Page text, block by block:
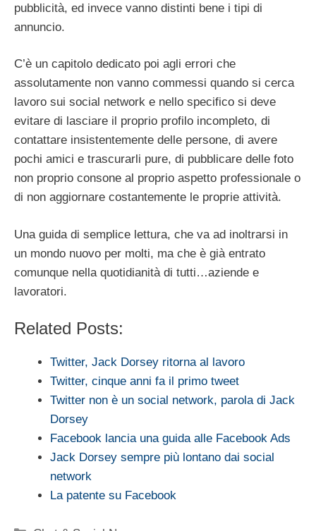
pubblicità, ed invece vanno distinti bene i tipi di
annuncio.
C’è un capitolo dedicato poi agli errori che
assolutamente non vanno commessi quando si cerca
lavoro sui social network e nello specifico si deve
evitare di lasciare il proprio profilo incompleto, di
contattare insistentemente delle persone, di avere
pochi amici e trascurarli pure, di pubblicare delle foto
non proprio consone al proprio aspetto professionale o
di non aggiornare costantemente le proprie attività.
Una guida di semplice lettura, che va ad inoltrarsi in
un mondo nuovo per molti, ma che è già entrato
comunque nella quotidianità di tutti…aziende e
lavoratori.
Related Posts:
Twitter, Jack Dorsey ritorna al lavoro
Twitter, cinque anni fa il primo tweet
Twitter non è un social network, parola di Jack
Dorsey
Facebook lancia una guida alle Facebook Ads
Jack Dorsey sempre più lontano dai social
network
La patente su Facebook